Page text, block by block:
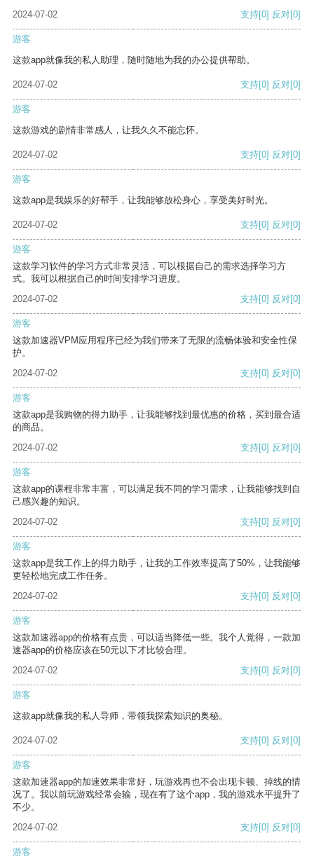
2024-07-02 支持[0] 反对[0]
游客
这款app就像我的私人助理，随时随地为我的办公提供帮助。
2024-07-02 支持[0] 反对[0]
游客
这款游戏的剧情非常感人，让我久久不能忘怀。
2024-07-02 支持[0] 反对[0]
游客
这款app是我娱乐的好帮手，让我能够放松身心，享受美好时光。
2024-07-02 支持[0] 反对[0]
游客
这款学习软件的学习方式非常灵活，可以根据自己的需求选择学习方
式。我可以根据自己的时间安排学习进度。
2024-07-02
支持[0] 反对[0]
游客
这款加速器VPM应用程序已经为我们带来了无限的流畅体验和安全性保
护。
2024-07-02
支持[0] 反对[0]
游客
这款app是我购物的得力助手，让我能够找到最优惠的价格，买到最合适
的商品。
2024-07-02
支持[0] 反对[0]
游客
这款app的课程非常丰富，可以满足我不同的学习需求，让我能够找到自
己感兴趣的知识。
2024-07-02
支持[0] 反对[0]
游客
这款app是我工作上的得力助手，让我的工作效率提高了50%，让我能够
更轻松地完成工作任务。
2024-07-02
支持[0] 反对[0]
游客
这款加速器app的价格有点贵，可以适当降低一些。我个人觉得，一款加
速器app的价格应该在50元以下才比较合理。
2024-07-02
支持[0] 反对[0]
游客
这款app就像我的私人导师，带领我探索知识的奥秘。
2024-07-02 支持[0] 反对[0]
游客
这款加速器app的加速效果非常好，玩游戏再也不会出现卡顿、掉线的情
况了。我以前玩游戏经常会输，现在有了这个app，我的游戏水平提升了
不少。
2024-07-02
支持[0] 反对[0]
游客